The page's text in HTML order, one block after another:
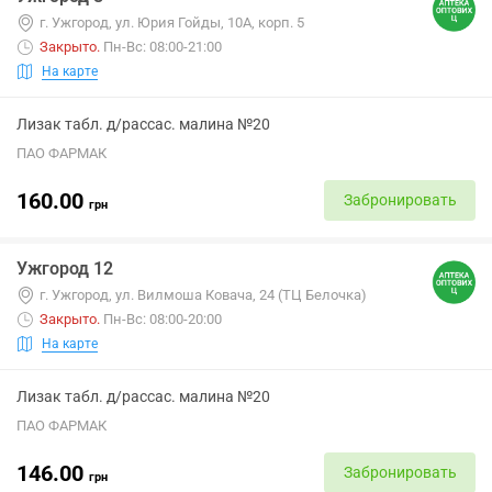
г. Ужгород, ул. Юрия Гойды, 10А, корп. 5
Закрыто. Пн-Вс: 08:00-21:00
На карте
Лизак табл. д/рассас. малина №20
ПАО ФАРМАК
160.00 грн Забронировать
Ужгород 12
г. Ужгород, ул. Вилмоша Ковача, 24 (ТЦ Белочка)
Закрыто. Пн-Вс: 08:00-20:00
На карте
Лизак табл. д/рассас. малина №20
ПАО ФАРМАК
146.00 грн Забронировать